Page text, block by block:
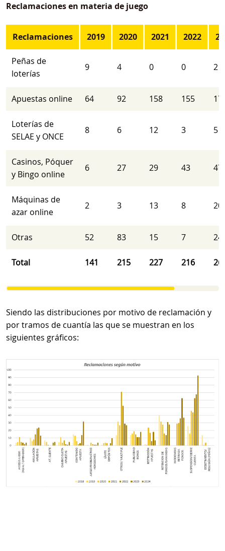
Reclamaciones en materia de juego
Reclamaciones 2019 2020 2021 2022
Peñas de
loterías
9 4 0 0 2
Apuestas online 64 92 158 155
Loterías de
SELAE y ONCE
8 6 12 3 5
Casinos, Póquer
y Bingo online
6 27 29 43 47
Máquinas de
azar online
2 3 13 8 20
Otras 52 83 15 7 24
Total 141 215 227 216
Siendo las distribuciones por motivo de reclamación y
por tramos de cuantía las que se muestran en los
siguientes gráficos: